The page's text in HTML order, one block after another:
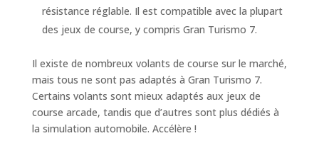
résistance réglable. Il est compatible avec la plupart
des jeux de course, y compris Gran Turismo 7.
Il existe de nombreux volants de course sur le marché,
mais tous ne sont pas adaptés à Gran Turismo 7.
Certains volants sont mieux adaptés aux jeux de
course arcade, tandis que d’autres sont plus dédiés à
la simulation automobile. Accélère !